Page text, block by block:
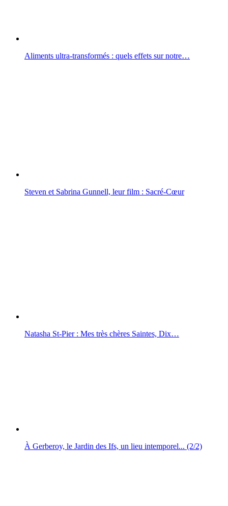
Aliments ultra-transformés : quels effets sur notre…
Steven et Sabrina Gunnell, leur film : Sacré-Cœur
Natasha St-Pier : Mes très chères Saintes, Dix…
À Gerberoy, le Jardin des Ifs, un lieu intemporel... (2/2)